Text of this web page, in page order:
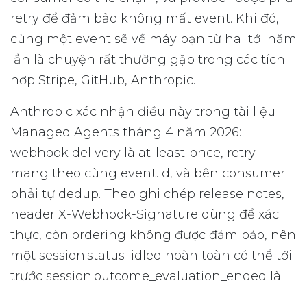
retry để đảm bảo không mất event. Khi đó,
cùng một event sẽ về máy bạn từ hai tới năm
lần là chuyện rất thường gặp trong các tích
hợp Stripe, GitHub, Anthropic.
Anthropic xác nhận điều này trong tài liệu
Managed Agents tháng 4 năm 2026:
webhook delivery là at-least-once, retry
mang theo cùng event.id, và bên consumer
phải tự dedup. Theo ghi chép release notes,
header X-Webhook-Signature dùng để xác
thực, còn ordering không được đảm bảo, nên
một session.status_idled hoàn toàn có thể tới
trước session.outcome_evaluation_ended là